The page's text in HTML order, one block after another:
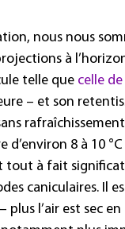
nous nous
à
telle que celle
– et son
d’environ 8 à 10
tout à fait
caniculaires. Il
plus l’air est sec